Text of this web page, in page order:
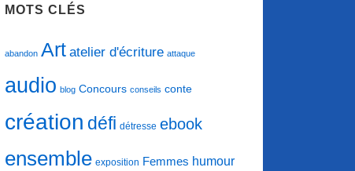
MOTS CLÉS
abandon Art atelier d'écriture attaque
audio blog Concours conseils conte
création défi détresse ebook
ensemble exposition Femmes humour